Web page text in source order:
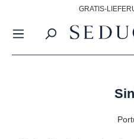
GRATIS-